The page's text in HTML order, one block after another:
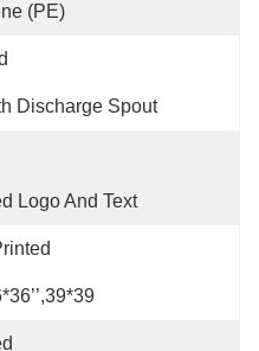
(PE)
Discharge Spout
Logo And Text